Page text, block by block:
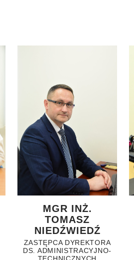
MGR INŻ.
TOMASZ
NIEDŹWIEDŹ
ZASTĘPCA DYREKTORA
DS. ADMINISTRACYJNO-